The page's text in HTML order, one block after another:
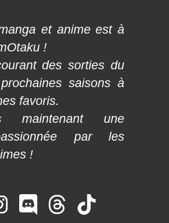
et anime est à
!
des sorties du
saisons à
favoris.
maintenant une
par les
!